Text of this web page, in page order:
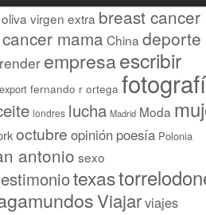
virgen extra breast cancer
cancer mama China deporte
empresaescribir
export fernando r ortega
londres lucha Madrid Moda
octubre opinión poesía Polonia
antonio sexo
texas
Viajarviajes